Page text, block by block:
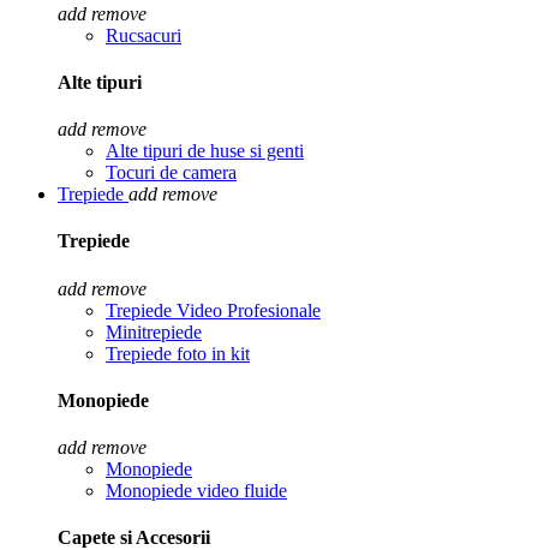
add remove
Rucsacuri
Alte tipuri
add remove
Alte tipuri de huse si genti
Tocuri de camera
Trepiede add remove
Trepiede
add remove
Trepiede Video Profesionale
Minitrepiede
Trepiede foto in kit
Monopiede
add remove
Monopiede
Monopiede video fluide
Capete si Accesorii